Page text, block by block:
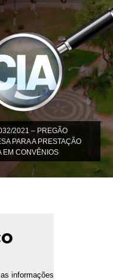
2021 – PREGÃO
PARA A PRESTAÇÃO
EM CONVÊNIOS
informações